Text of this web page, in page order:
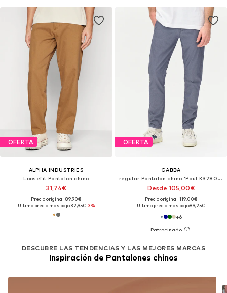
OFERTA
ALPHA INDUSTRIES
Loosefit Pantalón chino
31,74€
Precio original: 89,90€
Último precio más bajo:32,95€-3%
OFERTA
GABBA
regular Pantalón chino 'Paul K3280 Dale'
Desde 105,00€
Precio original: 119,00€
Último precio más bajo:89,25€
+6
DESCUBRE LAS TENDENCIAS Y LAS MEJORES MARCAS
Inspiración de Pantalones chinos